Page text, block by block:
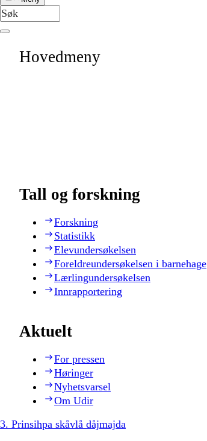
Hovedmeny
Tall og forskning
Forskning
Statistikk
Elevundersøkelsen
Foreldreundersøkelsen i barnehage
Lærlingundersøkelsen
Innrapportering
Aktuelt
For pressen
Høringer
Nyhetsvarsel
Om Udir
3. Prinsihpa skåvlå dåjmajda